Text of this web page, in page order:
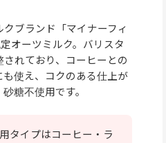
ブランド「マイナーフィ
オーツミルク。バリスタ
れており、コーヒーとの
使え、コクのある仕上が
糖不使用です。
タイプはコーヒー・ラ